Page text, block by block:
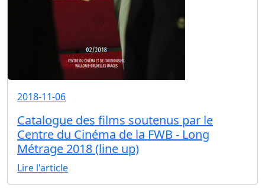
2018-11-06
Catalogue des films soutenus par le
Centre du Cinéma de la FWB - Long
Métrage 2018 (line up)
Lire l'article